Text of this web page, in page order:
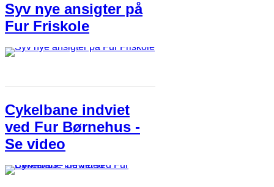
Syv nye ansigter på
Fur Friskole
Cykelbane indviet
ved Fur Børnehus -
Se video